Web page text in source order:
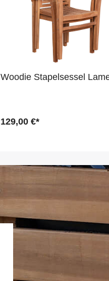
Woodie Stapelsessel
129,00 €*